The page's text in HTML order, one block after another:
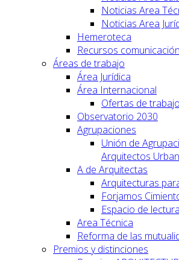
Noticias Area
Noticias Area
Hemeroteca
Recursos comunicación
Áreas de trabajo
Área Jurídica
Área Internacional
Ofertas de
Observatorio 2030
Agrupaciones
Unión de
Arquitectos
A de Arquitectas
Arquitecturas
Forjamos
Espacio de
Area Técnica
Reforma de las
Premios y distinciones